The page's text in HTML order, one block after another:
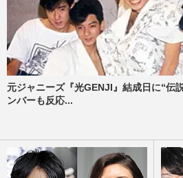
元ジャニーズ『光GENJI』結成日に“伝
ンバーも反応...